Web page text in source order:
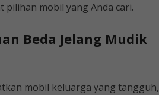
mobil yang Anda cari.
Beda Jelang Mudik
mobil keluarga yang tangguh,